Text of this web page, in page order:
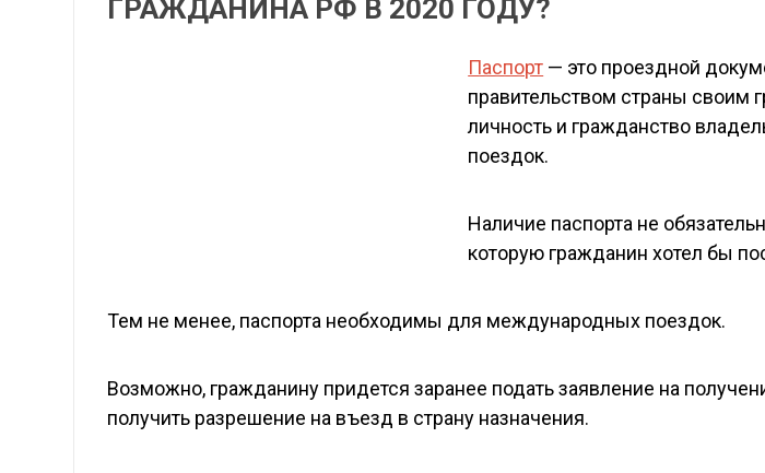
ГРАЖДАНИНА РФ В 2020 ГОДУ?
Паспорт — это проездной
правительством страны своим
личность и гражданство
поездок.
Наличие паспорта не
которую гражданин хотел бы
Тем не менее, паспорта необходимы для международных поездок.
Возможно, гражданину придется заранее подать заявление на
получить разрешение на въезд в страну назначения.